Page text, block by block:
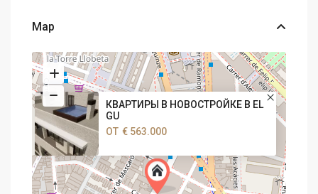
Map
КВАРТИРЫ В НОВОСТРОЙКЕ В EL
GU
ОТ € 563.000